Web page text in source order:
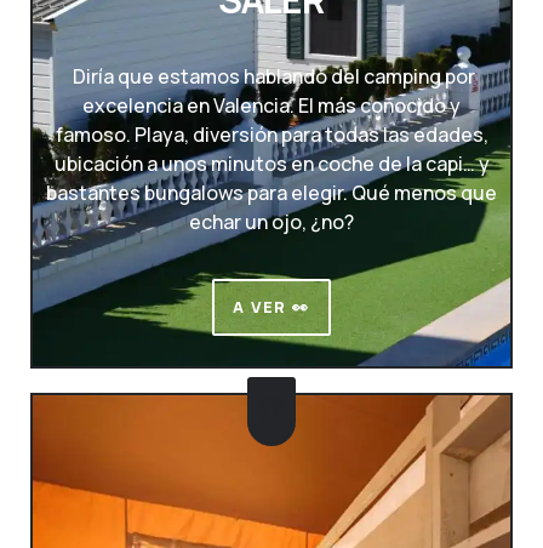
Diría que estamos hablando del camping por
excelencia en Valencia. El más conocido y
famoso. Playa, diversión para todas las edades,
ubicación a unos minutos en coche de la capi… y
bastantes bungalows para elegir. Qué menos que
echar un ojo, ¿no?
A VER 👀